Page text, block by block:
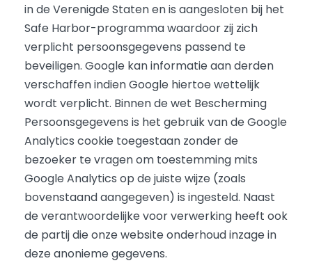
in de Verenigde Staten en is aangesloten bij het
Safe Harbor-programma waardoor zij zich
verplicht persoonsgegevens passend te
beveiligen. Google kan informatie aan derden
verschaffen indien Google hiertoe wettelijk
wordt verplicht. Binnen de wet Bescherming
Persoonsgegevens is het gebruik van de Google
Analytics cookie toegestaan zonder de
bezoeker te vragen om toestemming mits
Google Analytics op de juiste wijze (zoals
bovenstaand aangegeven) is ingesteld. Naast
de verantwoordelijke voor verwerking heeft ook
de partij die onze website onderhoud inzage in
deze anonieme gegevens.